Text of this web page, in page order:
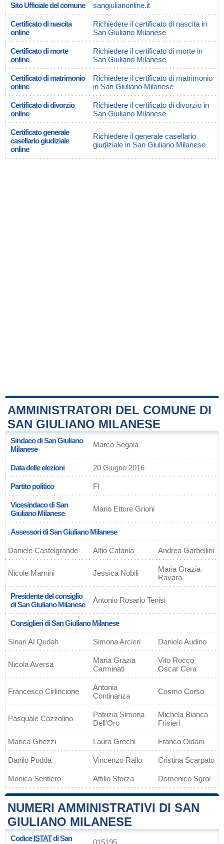
Sito Ufficiale del comune sangiulianonline.it
Certificato di nascita
online
Richiedere il certificato di nascita in
San Giuliano Milanese
Certificato di morte
online
Richiedere il certificato di morte in
San Giuliano Milanese
Certificato di matrimonio
online
Richiedere il certificato di matrimonio
in San Giuliano Milanese
Certificato di divorzio
online
Richiedere il certificato di divorzio in
San Giuliano Milanese
Certificato generale
casellario giudiziale
online
Richiedere il generale casellario
giudiziale in San Giuliano Milanese
AMMINISTRATORI DEL COMUNE DI
SAN GIULIANO MILANESE
Sindaco di San Giuliano
Milanese
Marco Segala
Data delle elezioni 20 Giugno 2016
Partito politico FI
Vicesindaco di San
Giuliano Milanese
Mario Ettore Grioni
Assessori di San Giuliano Milanese
Daniele Castelgrande Alfio Catania Andrea Garbellini
Nicole Marnini Jessica Nobili
Maria Grazia
Ravara
Presidente del consiglio
di San Giuliano Milanese
Antonio Rosario Tenisi
Consiglieri di San Giuliano Milanese
Sinan Al Qudah Simona Arcieri Daniele Audino
Nicola Aversa
Maria Grazia
Carminati
Vito Rocco
Oscar Cera
Francesco Cirlincione
Antonia
Continanza
Cosmo Corso
Pasquale Cozzolino
Patrizia Simona
Dell'Oro
Michela Bianca
Frisieri
Marica Ghezzi Laura Grechi Franco Oldani
Danilo Podda Vincenzo Rallo Cristina Scarpato
Monica Sentiero Attilio Sforza Domenico Sgroi
NUMERI AMMINISTRATIVI DI SAN
GIULIANO MILANESE
CodiceISTATdi San
015195